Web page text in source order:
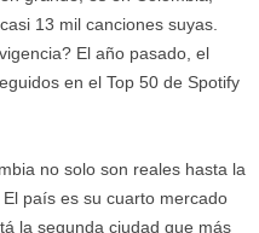
13 mil canciones suyas.
El año pasado, el
en el Top 50 de Spotify
no solo son reales hasta la
país es su cuarto mercado
la segunda ciudad que más